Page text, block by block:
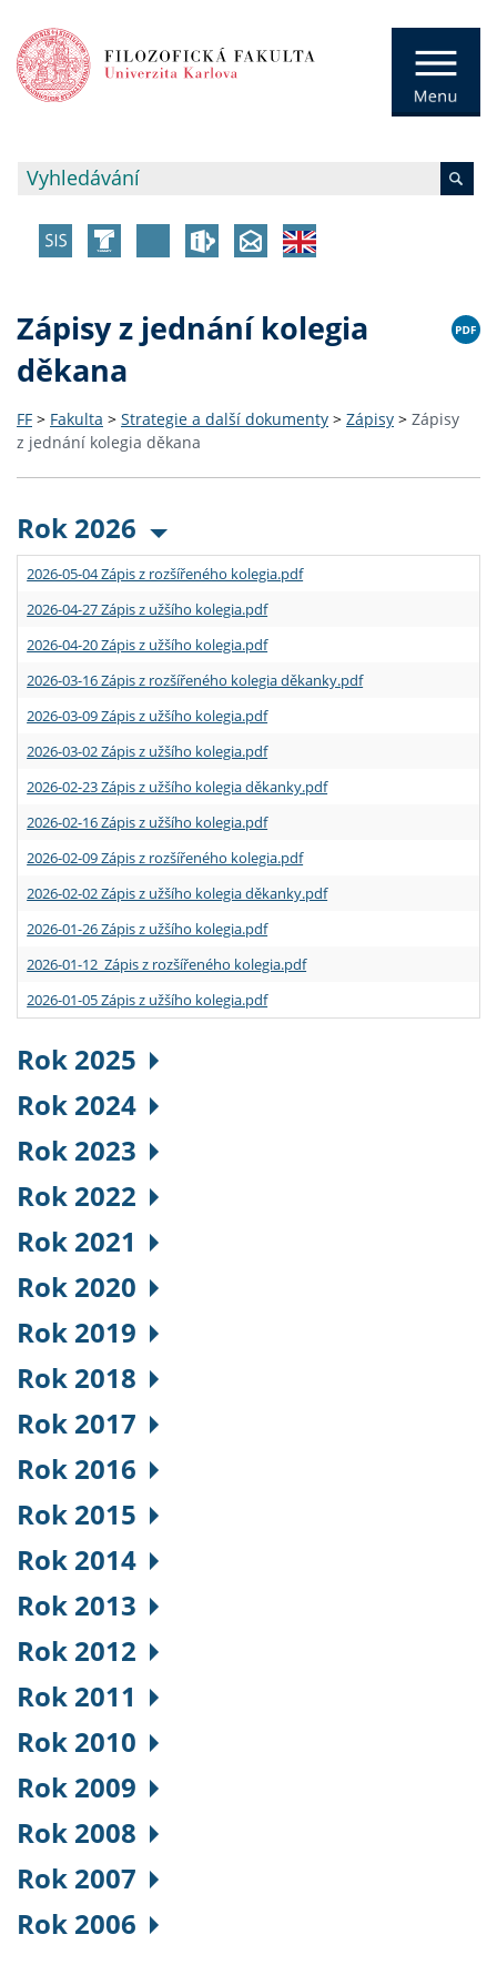
Zápisy z jednání kolegia
děkana
FF > Fakulta > Strategie a další dokumenty > Zápisy > Zápisy
z jednání kolegia děkana
Rok 2026
2026-05-04 Zápis z rozšířeného kolegia.pdf
2026-04-27 Zápis z užšího kolegia.pdf
2026-04-20 Zápis z užšího kolegia.pdf
2026-03-16 Zápis z rozšířeného kolegia děkanky.pdf
2026-03-09 Zápis z užšího kolegia.pdf
2026-03-02 Zápis z užšího kolegia.pdf
2026-02-23 Zápis z užšího kolegia děkanky.pdf
2026-02-16 Zápis z užšího kolegia.pdf
2026-02-09 Zápis z rozšířeného kolegia.pdf
2026-02-02 Zápis z užšího kolegia děkanky.pdf
2026-01-26 Zápis z užšího kolegia.pdf
2026-01-12 Zápis z rozšířeného kolegia.pdf
2026-01-05 Zápis z užšího kolegia.pdf
Rok 2025
Rok 2024
Rok 2023
Rok 2022
Rok 2021
Rok 2020
Rok 2019
Rok 2018
Rok 2017
Rok 2016
Rok 2015
Rok 2014
Rok 2013
Rok 2012
Rok 2011
Rok 2010
Rok 2009
Rok 2008
Rok 2007
Rok 2006